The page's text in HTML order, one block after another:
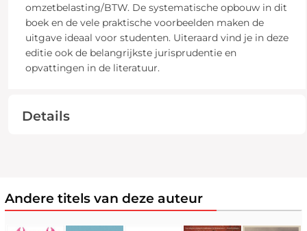
omzetbelasting/BTW. De systematische opbouw in dit
boek en de vele praktische voorbeelden maken de
uitgave ideaal voor studenten. Uiteraard vind je in deze
editie ook de belangrijkste jurisprudentie en
opvattingen in de literatuur.
Details
Andere titels van deze auteur